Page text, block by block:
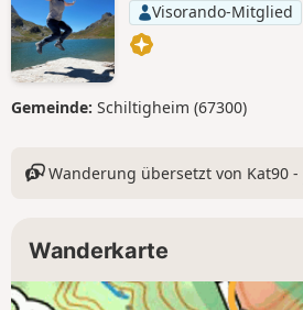
Visorando-Mitglied
Gemeinde: Schiltigheim (67300)
Wanderung übersetzt von Kat90 -
Wanderkarte